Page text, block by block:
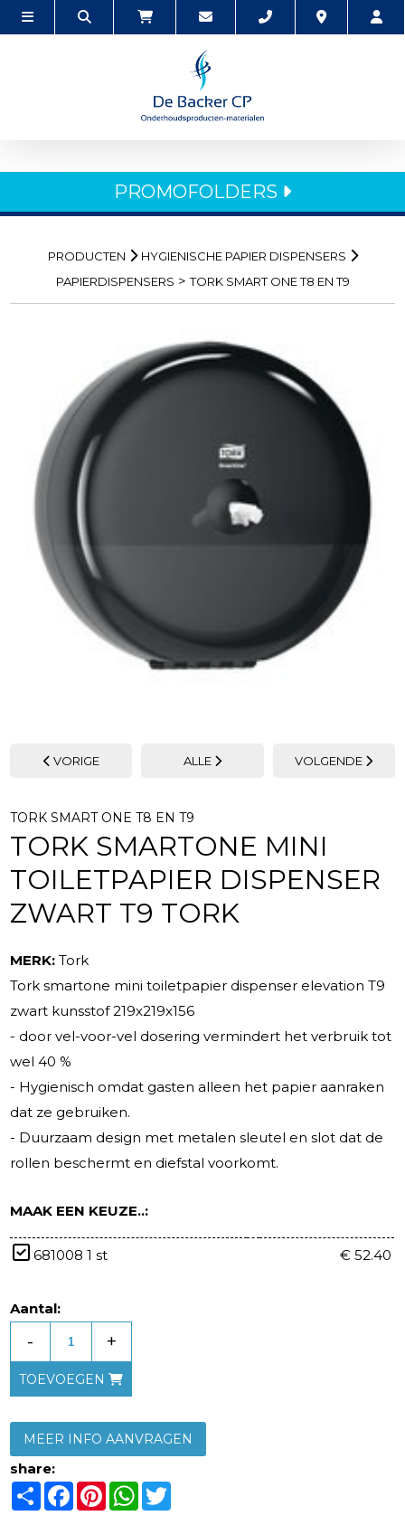
PROMOFOLDERS
PRODUCTEN
HYGIENISCHE PAPIER DISPENSERS
PAPIERDISPENSERS >TORK SMART ONE T8 EN T9
VORIGE ALLE VOLGENDE
TORK SMART ONE T8 EN T9
TORK SMARTONE MINI
TOILETPAPIER DISPENSER
ZWART T9 TORK
MERK: Tork
Tork smartone mini toiletpapier dispenser elevation T9
zwart kunsstof 219x219x156
- door vel-voor-vel dosering vermindert het verbruik tot
wel 40 %
- Hygienisch omdat gasten alleen het papier aanraken
dat ze gebruiken.
- Duurzaam design met metalen sleutel en slot dat de
rollen beschermt en diefstal voorkomt.
MAAK EEN KEUZE..:
681008 1 st € 52.40
Aantal:
- +
TOEVOEGEN
MEER INFO AANVRAGEN
share:
ShareFacebook
PinterestWhatsApp